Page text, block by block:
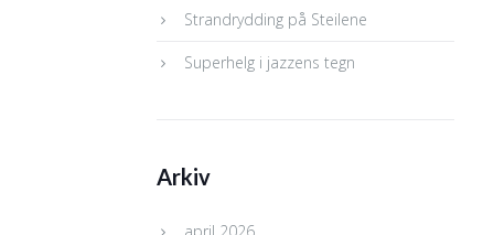
Strandrydding på Steilene
Superhelg i jazzens tegn
Arkiv